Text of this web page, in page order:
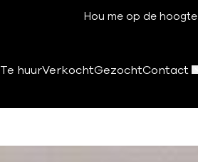
Hou me op de hoogte
Te huurVerkochtGezochtContact